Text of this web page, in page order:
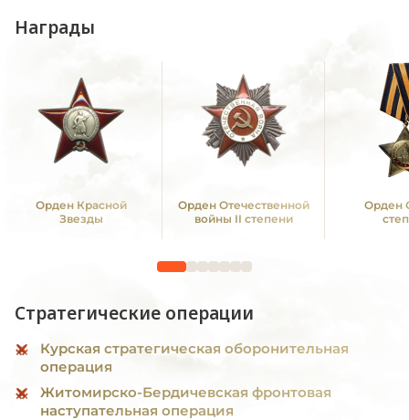
Награды
Орден Красной
Звезды
Орден Отечественной
войны II степени
Орден
Стратегические операции
Курская стратегическая оборонительная
операция
Житомирско-Бердичевская фронтовая
наступательная операция